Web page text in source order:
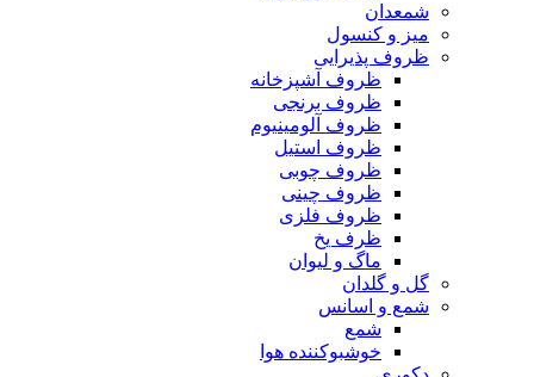
شمعدان
میز و کنسول
ظروف پذیرایی
ظروف آشپزخانه
ظروف برنجی
ظروف آلومینیوم
ظروف استیل
ظروف چوبی
ظروف چینی
ظروف فلزی
ظرف یخ
ماگ و لیوان
گل و گلدان
شمع و اسانس
شمع
خوشبوکننده هوا